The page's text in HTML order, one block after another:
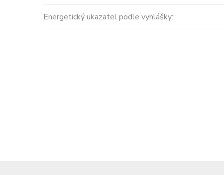
Energetický ukazatel podle vyhlášky:
Španělsko, Valencian Community